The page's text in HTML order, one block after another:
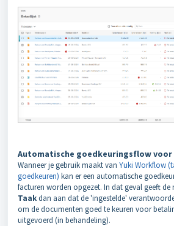
Automatische goedkeuringsflow
Wanneer je gebruik maakt van Yuki Workflow
goedkeuren) kan er een automatische
facturen worden opgezet. In dat geval geeft
Taakdan aan dat de 'ingestelde'
om de documenten goed te keuren voor
uitgevoerd (in behandeling).